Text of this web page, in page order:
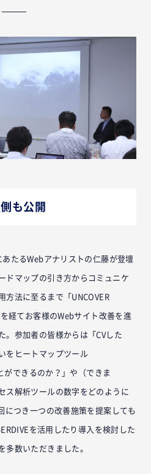
も公開
たるWebアナリストの仁藤が登壇
ドマップの引き方からコミュニケ
方法に至るまで「UNCOVER
経てお客様のWebサイト改善を進
。参加者の皆様からは「CVした
をヒートマップツール
ができるのか？」や（できま
ス解析ツールの数字をどのように
につき一つの改善施策を提案しても
を活用したり導入を検討した
多数いただきました。